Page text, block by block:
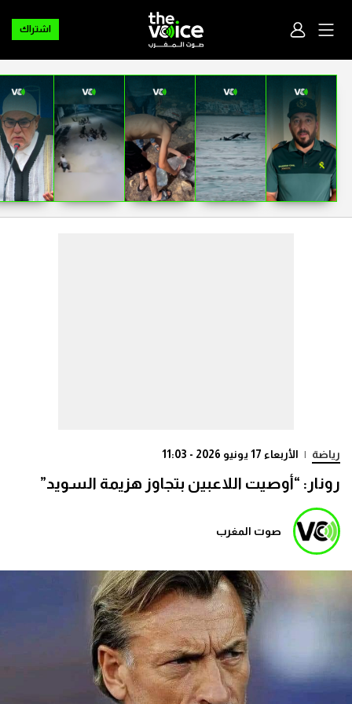
اشتراك
رياضة | الأربعاء 17 يونيو 2026 - 11:03
رونار: “أوصيت اللاعبين بتجاوز هزيمة السويد”
صوت المغرب